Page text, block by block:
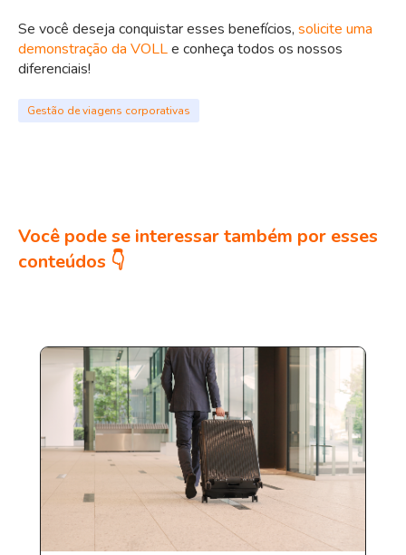
Se você deseja conquistar esses benefícios, solicite uma
demonstração da VOLLe conheça todos os nossos
diferenciais!
Gestão de viagens corporativas
Você pode se interessar também por esses
conteúdos 👇